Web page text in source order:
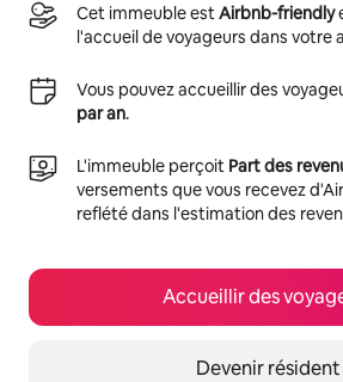
Cet immeuble estAirbnb-friendly
l'accueil de voyageurs dans votre
Vous pouvez accueillir des
par an.
L'immeuble perçoit Part des
versements que vous recevez
reflété dans l'estimation des
Accueillir des
Devenir résident